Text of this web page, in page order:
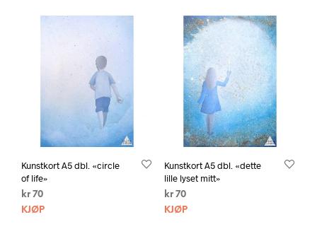
Kunstkort A5 dbl. «circle
of life»
kr 70
KJØP
Kunstkort A5 dbl. «dette
lille lyset mitt»
kr70
KJØP